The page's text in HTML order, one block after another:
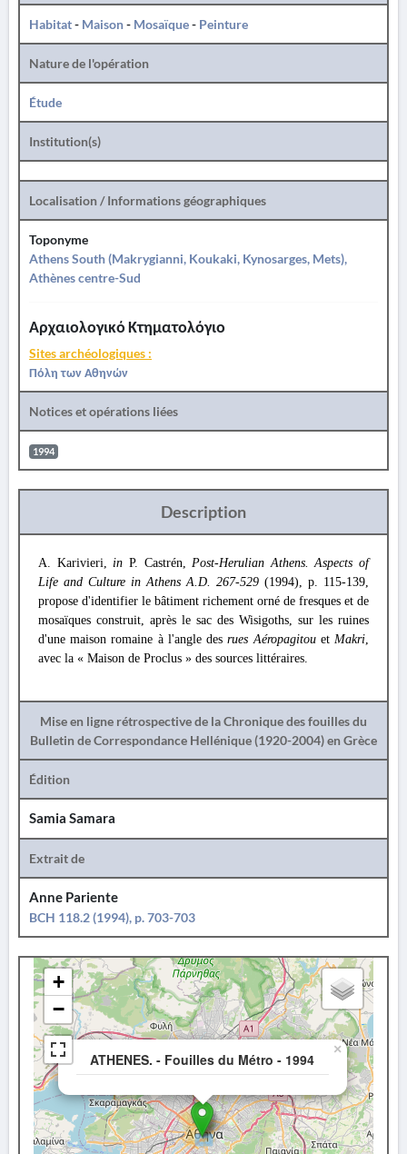
Habitat- Maison- Mosaïque- Peinture
Nature de l'opération
Étude
Institution(s)
Localisation / Informations géographiques
Toponyme
Athens South (Makrygianni, Koukaki, Kynosarges, Mets),
Athènes centre-Sud
Αρχαιολογικό Κτηματολόγιο
Sites archéologiques :
Πόλη των Αθηνών
Notices et opérations liées
1994
Description
A. Karivieri,in P. Castrén,Post-Herulian Athens. Aspects of
Life and Culture in Athens A.D. 267-529 (1994), p. 115-139,
propose d'identifier le bâtiment richement orné de fresques et de
mosaïques construit, après le sac des Wisigoths, sur les ruines
d'une maison romaine à l'angle desrues AéropagitouetMakri,
avec la « Maison de Proclus » des sources littéraires.
Mise en ligne rétrospective de la Chronique des fouilles du
Bulletin de Correspondance Hellénique (1920-2004) en Grèce
Édition
Samia Samara
Extrait de
Anne Pariente
BCH 118.2 (1994), p. 703-703
ATHENES. - Fouilles du Métro - 1994
×
+
−